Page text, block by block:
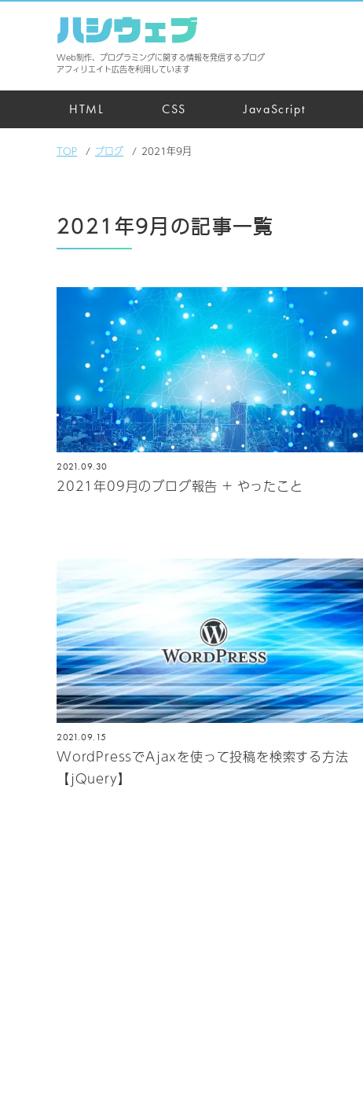
ハシウェブ
Web制作、プログラミングに関する情報を発信するブログ
アフィリエイト広告を利用しています
HTML CSS JavaScript
TOP ブログ 2021年9月
2021年9月の記事一覧
2021.09.30
2021年09月のブログ報告 + やったこと
2021.09.15
WordPressでAjaxを使って投稿を検索する方法
【jQuery】